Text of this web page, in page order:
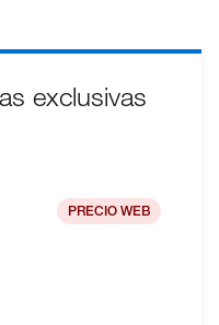
exclusivas
PRECIO WEB